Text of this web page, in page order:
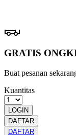
GRATIS
Buat pesanan
Kuantitas
LOGIN
DAFTAR
DAFTAR